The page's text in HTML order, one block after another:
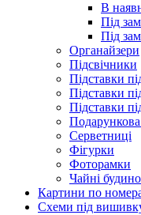
В
Під
Під
Органайзери
Підсвічники
Підставки
Підставки
Підставки
Серветниці
Фігурки
Фоторамки
Чайні
Картини по
Схеми під